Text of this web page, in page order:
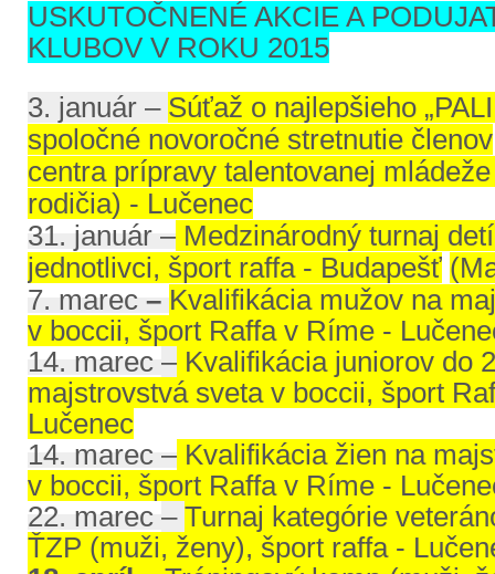
USKUTOČNENÉ AKCIE A
KLUBOV V ROKU 2015
3. január – Súťaž o najlepšieho
spoločné novoročné stretnutie členov
centra prípravy talentovanej
rodičia) - Lučenec
31. január – Medzinárodný turnaj
jednotlivci, šport raffa - Budapešť
7. marec – Kvalifikácia mužov na
v boccii, šport Raffa v Ríme -
14. marec – Kvalifikácia juniorov do
majstrovstvá sveta v boccii, šport
Lučenec
14. marec – Kvalifikácia žien na
v boccii, šport Raffa v Ríme -
22. marec – Turnaj kategórie
ŤZP (muži, ženy), šport raffa -